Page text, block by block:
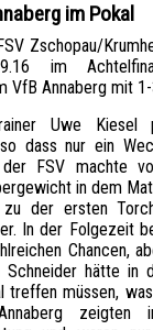
im Pokal
Zschopau/
im
VfB Annaberg mit
Uwe Kiesel
dass nur ein
FSV machte
in dem
der ersten
In der Folgezeit
Chancen,
Schneider hätte in
treffen müssen,
zeigten